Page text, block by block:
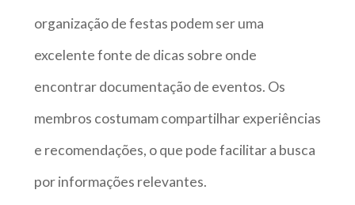
organização de festas podem ser uma
excelente fonte de dicas sobre onde
encontrar documentação de eventos. Os
membros costumam compartilhar experiências
e recomendações, o que pode facilitar a busca
por informações relevantes.